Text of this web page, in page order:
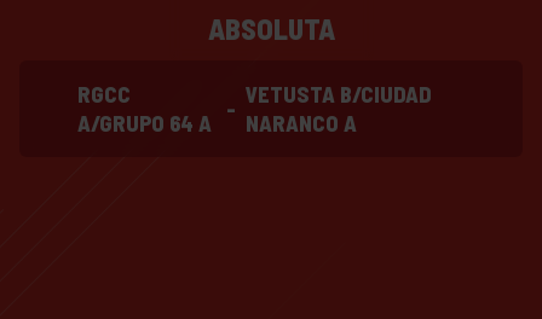
ABSOLUTA
RGCC
A/GRUPO 64 A
-
VETUSTA B/CIUDAD
NARANCO A